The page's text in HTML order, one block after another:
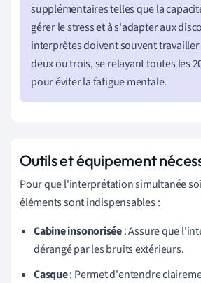
supplémentaires telles que la
gérer le stress et à s'adapter aux
interprètes doivent souvent
deux ou trois, se relayant toutes les
pour éviter la fatigue mentale.
Outils et équipement
Pour que l'interprétation simultanée
éléments sont indispensables :
Cabine insonorisée: Assure que
dérangé par les bruits extérieurs.
Casque: Permet d'entendre